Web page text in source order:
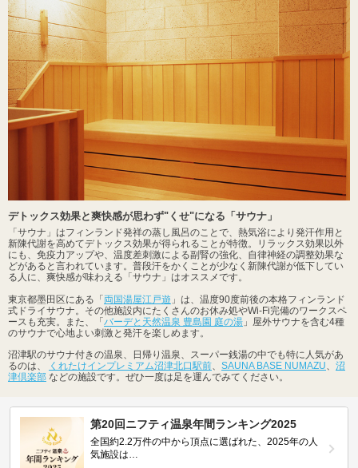
デトックス効果と爽快感が思わず"くせ"になる「サウナ」
「サウナ」はフィンランド発祥の蒸し風呂のことで、熱気浴により発汗作用と
新陳代謝を高めてデトックス効果が得られることが特徴。リラックス効果以外
にも、免疫力アップや、温度差刺激による副腎の強化、自律神経の調整効果な
どがあると言われています。普段汗をかくことが少なく新陳代謝が低下してい
る人に、爽快感が味わえる「サウナ」はオススメです。
東京都墨田区にある「 両国湯屋江戸遊 」は、温度90度前後の本格フィンランド
式ドライサウナ。その他施設内にたくさんのお休み処やWi-Fi完備のワークスペ
ースも充実。また、「 バーデと天然温泉 豊島園 庭の湯 」屋外サウナを含む4種
のサウナで心地よい刺激と発汗を楽しめます。
沼津駅のサウナ付きの温泉、日帰り温泉、スーパー銭湯の中でも特に人気があ
るのは、
くれたけインプレミアム沼津北口駅前、 SAUNA BASE NUMAZU、 沼
津倶楽部 などの施設です。ぜひ一度は足を運んでみてください。
第20回ニフティ温泉年間ランキング2025
全国約2.2万件の中から頂点に選ばれた、2025年の人
気施設は…